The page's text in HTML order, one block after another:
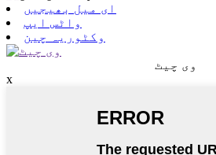
ای میل بھیجیں
واٹس ایپ
وکٹوریہ چین
وی چیٹ
x